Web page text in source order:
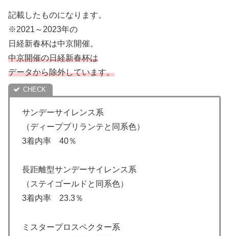
記載したものになります。
※2021～2023年の
日経新春杯は中京開催。
中京開催の日経新春杯は
データから除外しています。
サンデーサイレンス系
（ディープブリランテと同系色）
3着内率 40％
長距離型サンデーサイレンス系
（ステイゴールドと同系色）
3着内率 23.3％
ミスタープロスペクター系